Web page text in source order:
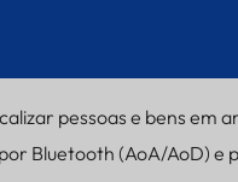
pessoas e bens em
Bluetooth (AoA/AoD) e